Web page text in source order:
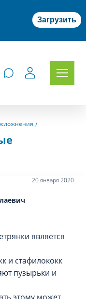
Загрузить
20 января 2020
является
и стафилококк
пузырьки и